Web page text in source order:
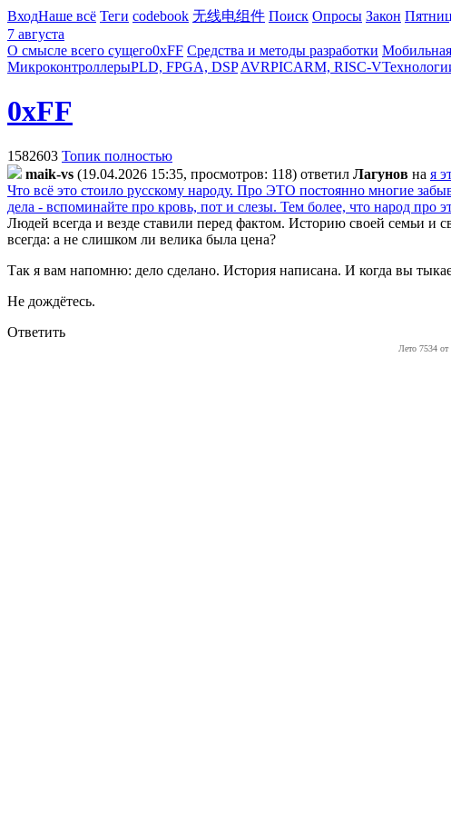
ВходНаше всё Теги codebook 无线电组件 Поиск Опросы Закон
7 августа
О смысле всего сущего0xFF Средства и методы разработки Мобильная
МикроконтроллерыPLD, FPGA, DSP AVRPICARM, RISC-V
0xFF
1582603 Топик полностью
maik-vs (19.04.2026 15:35, просмотров: 118) ответил Лaгyнoв на я
Что всё это стоило русскому народу. Про ЭТО постоянно многие
дела - вспоминайте про кровь, пот и слезы. Тем более, что народ
Людей всегда и везде ставили перед фактом. Историю своей семьи
всегда: а не слишком ли велика была цена?
Так я вам напомню: дело сделано. История написана. И когда вы
Не дождётесь.
Ответить
Лето 7534 от